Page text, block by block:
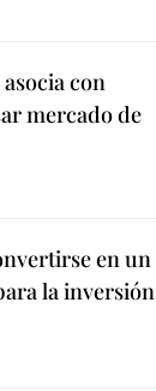
con
mercado de
en un
la inversión